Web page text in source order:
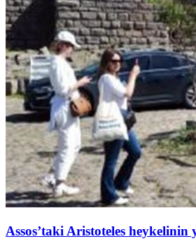
Assos’taki Aristoteles heykelinin